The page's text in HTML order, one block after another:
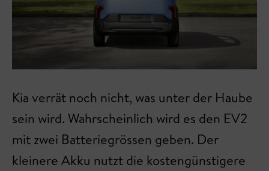
Kia verrät noch nicht, was unter der Haube
sein wird. Wahrscheinlich wird es den EV2
mit zwei Batteriegrössen geben. Der
kleinere Akku nutzt die kostengünstigere